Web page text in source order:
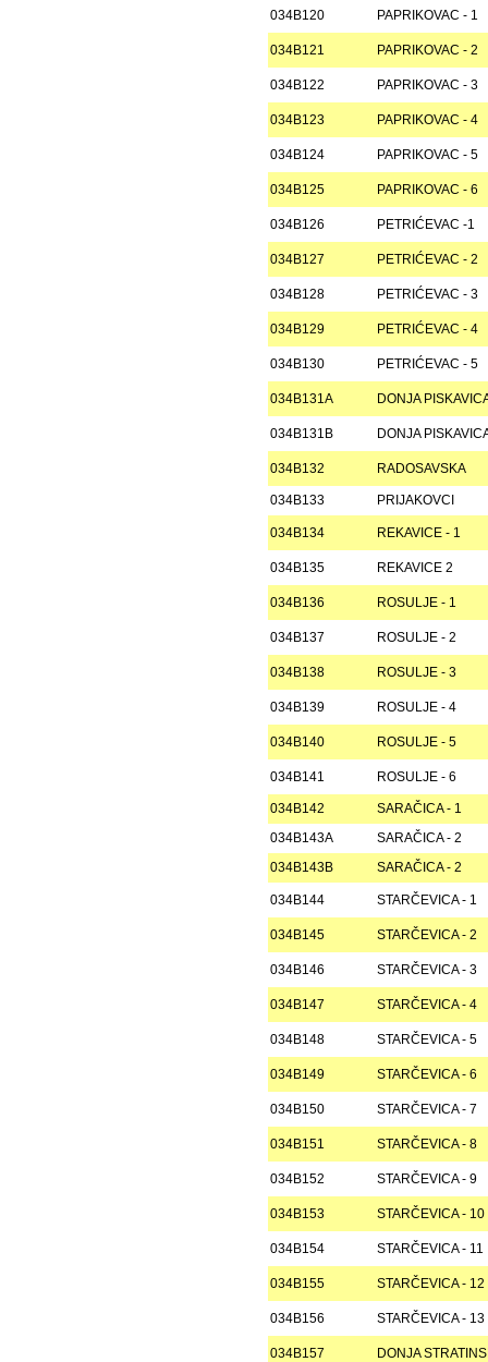
034B120 PAPRIKOVAC - 1
034B121 PAPRIKOVAC - 2
034B122 PAPRIKOVAC - 3
034B123 PAPRIKOVAC - 4
034B124 PAPRIKOVAC - 5
034B125 PAPRIKOVAC - 6
034B126 PETRIĆEVAC -1
034B127 PETRIĆEVAC - 2
034B128 PETRIĆEVAC - 3
034B129 PETRIĆEVAC - 4
034B130 PETRIĆEVAC - 5
034B131A DONJA
034B131B DONJA
034B132 RADOSAVSKA
034B133 PRIJAKOVCI
034B134 REKAVICE - 1
034B135 REKAVICE 2
034B136 ROSULJE - 1
034B137 ROSULJE - 2
034B138 ROSULJE - 3
034B139 ROSULJE - 4
034B140 ROSULJE - 5
034B141 ROSULJE - 6
034B142
SARAČICA - 1
034B143A
SARAČICA - 2
034B143B
SARAČICA - 2
034B144 STARČEVICA - 1
034B145 STARČEVICA - 2
034B146 STARČEVICA - 3
034B147 STARČEVICA - 4
034B148 STARČEVICA - 5
034B149 STARČEVICA - 6
034B150 STARČEVICA - 7
034B151 STARČEVICA - 8
034B152 STARČEVICA - 9
034B153 STARČEVICA - 10
034B154 STARČEVICA - 11
034B155 STARČEVICA - 12
034B156 STARČEVICA - 13
034B157 DONJA